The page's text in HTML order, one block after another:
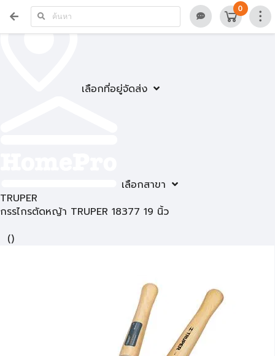
เลือกที่อยู่จัดส่ง
เลือกสาขา
0
TRUPER
กรรไกรตัดหญ้า TRUPER 18377 19 นิ้ว
()